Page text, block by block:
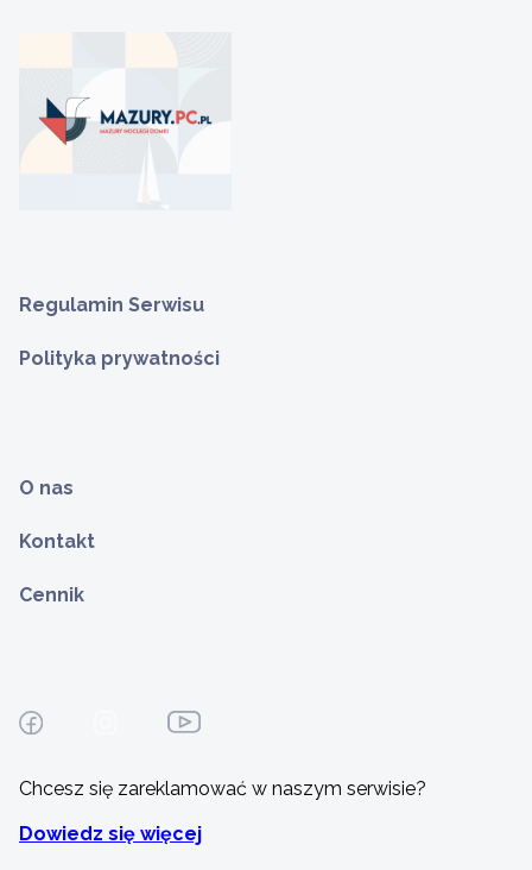
Regulamin Serwisu
Polityka prywatności
O nas
Kontakt
Cennik
Chcesz się zareklamować w naszym serwisie?
Dowiedz się więcej